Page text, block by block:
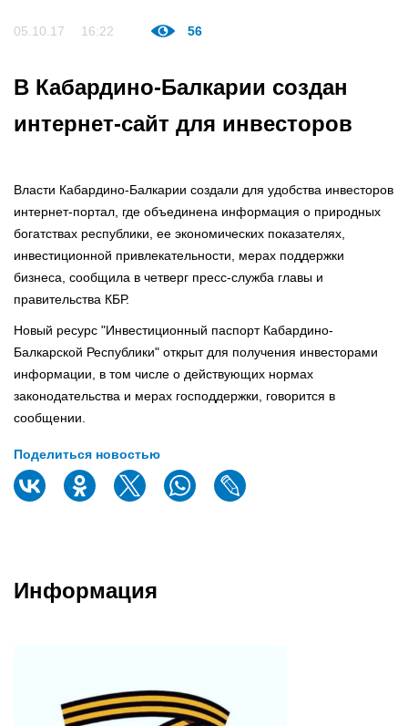
05.10.17 16:22 56
В Кабардино-Балкарии создан
интернет-сайт для инвесторов
Власти Кабардино-Балкарии создали для удобства инвесторов
интернет-портал, где объединена информация о природных
богатствах республики, ее экономических показателях,
инвестиционной привлекательности, мерах поддержки
бизнеса, сообщила в четверг пресс-служба главы и
правительства КБР.
Новый ресурс "Инвестиционный паспорт Кабардино-
Балкарской Республики" открыт для получения инвесторами
информации, в том числе о действующих нормах
законодательства и мерах господдержки, говорится в
сообщении.
Поделиться новостью
Информация